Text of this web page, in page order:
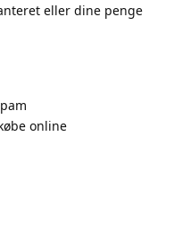
eller dine penge
online